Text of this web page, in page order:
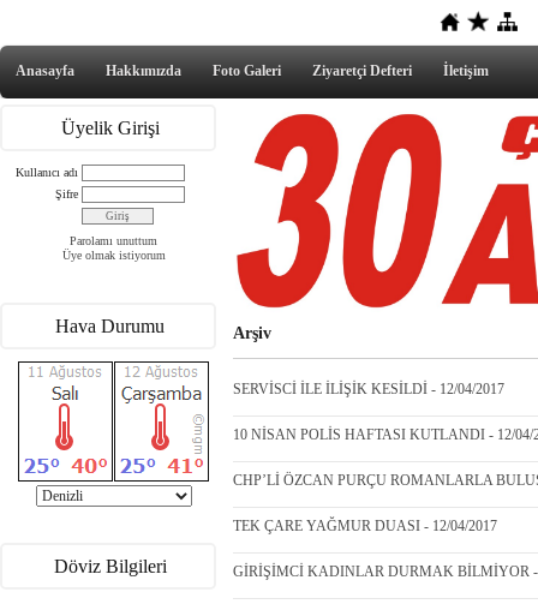
Anasayfa Hakkımızda Foto Galeri Ziyaretçi Defteri İletişim
Üyelik Girişi
Kullanıcı adı
Şifre
Parolamı unuttum
Üye olmak istiyorum
Hava Durumu
Döviz Bilgileri
Arşiv
SERVİSCİ İLE İLİŞİK KESİLDİ - 12/04/2017
10 NİSAN POLİS HAFTASI KUTLANDI - 12/04/
CHP’Lİ ÖZCAN PURÇU ROMANLARLA
TEK ÇARE YAĞMUR DUASI - 12/04/2017
GİRİŞİMCİ KADINLAR DURMAK BİLMİYOR -